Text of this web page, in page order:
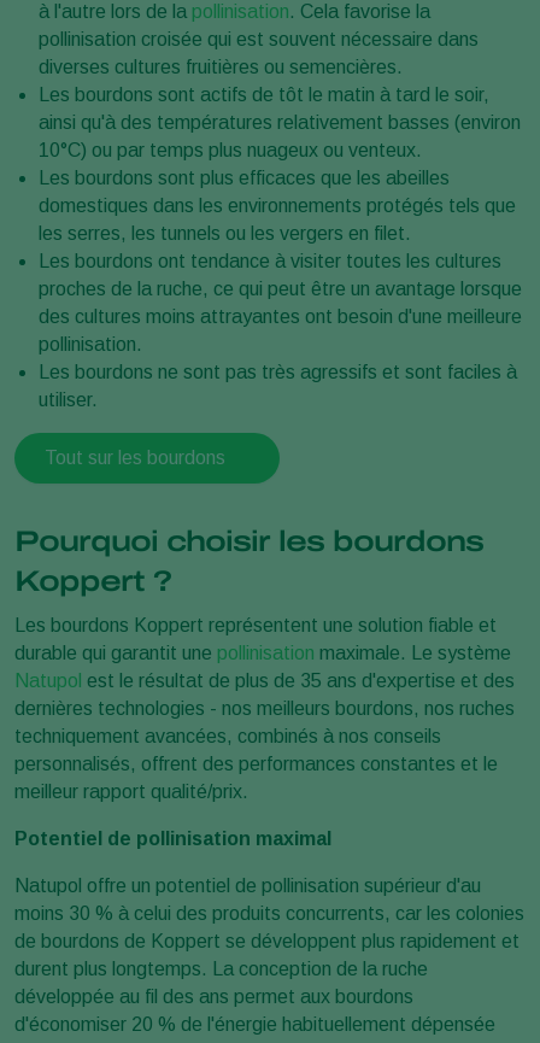
à l'autre lors de la pollinisation. Cela favorise la
pollinisation croisée qui est souvent nécessaire dans
diverses cultures fruitières ou semencières.
Les bourdons sont actifs de tôt le matin à tard le soir,
ainsi qu'à des températures relativement basses (environ
10°C) ou par temps plus nuageux ou venteux.
Les bourdons sont plus efficaces que les abeilles
domestiques dans les environnements protégés tels que
les serres, les tunnels ou les vergers en filet.
Les bourdons ont tendance à visiter toutes les cultures
proches de la ruche, ce qui peut être un avantage lorsque
des cultures moins attrayantes ont besoin d'une meilleure
pollinisation.
Les bourdons ne sont pas très agressifs et sont faciles à
utiliser.
Tout sur les bourdons
Pourquoi choisir les bourdons
Koppert ?
Les bourdons Koppert représentent une solution fiable et
durable qui garantit une pollinisation maximale. Le système
Natupol est le résultat de plus de 35 ans d'expertise et des
dernières technologies - nos meilleurs bourdons, nos ruches
techniquement avancées, combinés à nos conseils
personnalisés, offrent des performances constantes et le
meilleur rapport qualité/prix.
Potentiel de pollinisation maximal
Natupol offre un potentiel de pollinisation supérieur d'au
moins 30 % à celui des produits concurrents, car les colonies
de bourdons de Koppert se développent plus rapidement et
durent plus longtemps. La conception de la ruche
développée au fil des ans permet aux bourdons
d'économiser 20 % de l'énergie habituellement dépensée